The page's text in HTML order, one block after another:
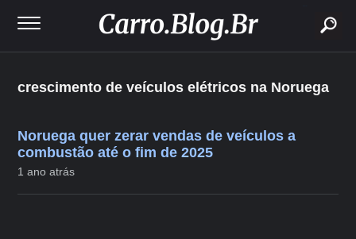
crescimento de veículos elétricos na Noruega
Noruega quer zerar vendas de veículos a
combustão até o fim de 2025
1 ano atrás